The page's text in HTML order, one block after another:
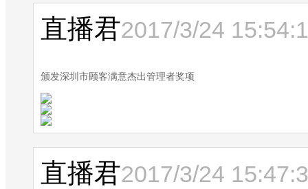
直播君2017/3/24
颁发深圳市顾客满意杰出管理者奖项
直播君2017/3/24